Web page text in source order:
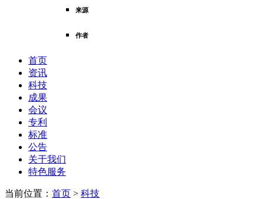
来源
作者
首页
资讯
科技
成果
会议
专利
标准
公告
关于我们
特色服务
当前位置： 首页 > 科技